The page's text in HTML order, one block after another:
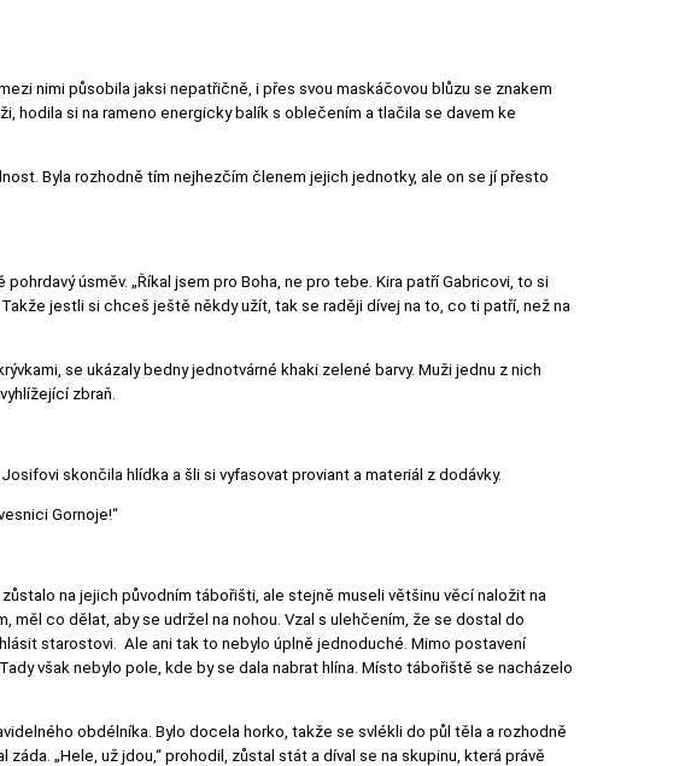
nimi působila jaksi nepatřičně, i přes svou maskáčovou blůzu se znakem
hodila si na rameno energicky balík s oblečením a tlačila se davem ke
Byla rozhodně tím nejhezčím členem jejich jednotky, ale on se jí přesto
úsměv. „Říkal jsem pro Boha, ne pro tebe. Kira patří Gabricovi, to si
jestli si chceš ještě někdy užít, tak se raději dívej na to, co ti patří, než na
se ukázaly bedny jednotvárné khaki zelené barvy. Muži jednu z nich
zbraň.
skončila hlídka a šli si vyfasovat proviant a materiál z dodávky.
Gornoje!“
na jejich původním tábořišti, ale stejně museli většinu věcí naložit na
měl co dělat, aby se udržel na nohou. Vzal s ulehčením, že se dostal do
starostovi. Ale ani tak to nebylo úplně jednoduché. Mimo postavení
však nebylo pole, kde by se dala nabrat hlína. Místo tábořiště se nacházelo
obdélníka. Bylo docela horko, takže se svlékli do půl těla a rozhodně
„Hele, už jdou,“ prohodil, zůstal stát a díval se na skupinu, která právě